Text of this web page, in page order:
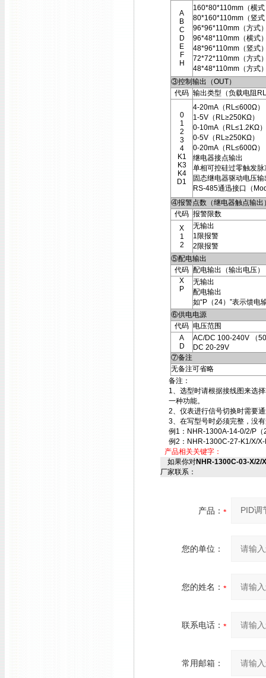
A
B
C
D
E
F
H
160*80*110mm（横式
80*160*110mm（竖式
96*96*110mm（方式
96*48*110mm（横式
48*96*110mm（竖式
72*72*110mm（方式
48*48*110mm（方式
③控制输出（OUT）
代码 输出类型（负载电阻
0
1
2
3
4
K1
K3
K4
D1
4-20mA（RL≤600Ω）
1-5V（RL≥250KΩ）
0-10mA（RL≤1.2KΩ）
0-5V（RL≥250KΩ）
0-20mA（RL≤600Ω）
继电器接点输出
单相可控硅过零触发脉
固态继电器驱动电压输
RS-485通迅接口（
④报警点数（继电器触点输出
代码 报警限数
X
1
2
无输出
1限报警
2限报警
⑤配电输出
代码 配电输出（输出电压）
X
P
无输出
配电输出
如“P（24）”表示馈电
⑥供电电源
代码 电压范围
A
D
AC/DC 100-240V （
DC 20-29V
⑦备注
无备注可省略
备注：
1、选型时请根据接线图来选
一种功能。
2、仪表进行信号切换时需要
3、在写型号时必须完整，没
例1：NHR-1300A-14-0/2/P（
例2：NHR-1300C-27-K1/X/X-
产品相关关键字：
如果你对NHR-1300C-03-X/2/
厂家联系：
产品：
您的单位：
您的姓名：
联系电话：
常用邮箱：